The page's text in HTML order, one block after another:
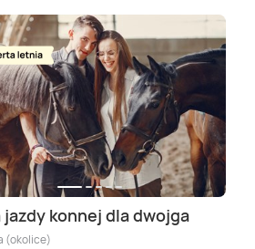
jazdy konnej dla dwojga
(okolice)